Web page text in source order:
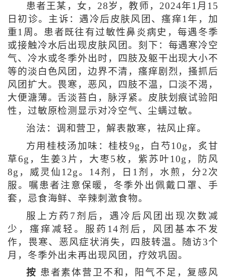
患者王某，女，28岁，教师，2024年1月15
日初诊。主诉：遇冷后皮肤风团、瘙痒1年，加
重1周。患者既往有过敏性鼻炎病史，每遇冬季
或接触冷水后出现皮肤风团。刻下：每遇寒冷空
气、冷水或冬季外出时，四肢及躯干出现大小不
等的淡白色风团，边界不清，瘙痒剧烈，搔抓后
风团扩大。畏寒，恶风，四肢不温，口淡不渴，
大便溏薄。舌淡苔白，脉浮紧。皮肤划痕试验阳
性，过敏原检测显示对冷空气、尘螨过敏。
治法：调和营卫，解表散寒，祛风止痒。
方用桂枝汤加味：桂枝9g，白芍10g，炙甘
草6g，生姜3片，大枣5枚，紫苏叶10g，防风
8g，威灵仙12g。14剂，日1剂，水煎，分2次
服。嘱患者注意保暖，冬季外出佩戴口罩、手
套，忌食海鲜、辛辣刺激食物。
服上方药7剂后，遇冷后风团出现次数减
少，瘙痒减轻。服药14剂后，风团基本不发
作，畏寒、恶风症状消失，四肢转温。随访3个
月，冬季外出未再出现风团，疗效巩固。
按 患者素体营卫不和，阳气不足，复感风